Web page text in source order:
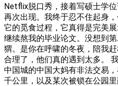
Netflix脱口秀，接着写硕士学
再次出现。我终于忍不住起身
它的觅食过程，它真得是完美
继续熬我的毕业论文。没想到
猬。是你在呼啸的冬夜，陪我
合理了，他们真的遇到太多。
中国城的中国大妈有非法交易
千公里，以及某次被锁在公园